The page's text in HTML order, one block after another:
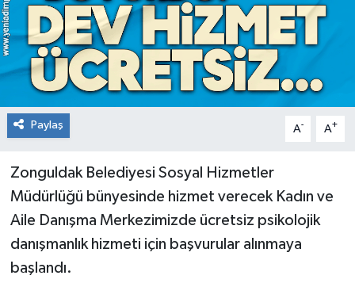
Paylaş A- A+
Zonguldak Belediyesi Sosyal Hizmetler
Müdürlüğü bünyesinde hizmet verecek Kadın ve
Aile Danışma Merkezimizde ücretsiz psikolojik
danışmanlık hizmeti için başvurular alınmaya
başlandı.